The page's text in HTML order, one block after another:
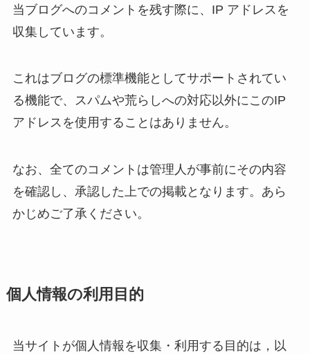
当ブログへのコメントを残す際に、IP アドレスを
収集しています。
これはブログの標準機能としてサポートされてい
る機能で、スパムや荒らしへの対応以外にこのIP
アドレスを使用することはありません。
なお、全てのコメントは管理人が事前にその内容
を確認し、承認した上での掲載となります。あら
かじめご了承ください。
個人情報の利用目的
当サイトが個人情報を収集・利用する目的は，以